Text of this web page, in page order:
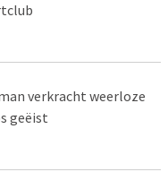
verkracht weerloze
geëist